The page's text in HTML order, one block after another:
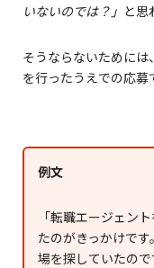
いないのでは？」 と思
そうならないために
を行ったうえでの応募
例文
「転職エージェン
たのがきっかけで
場を探していたの